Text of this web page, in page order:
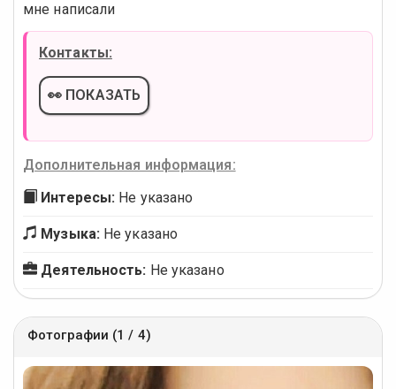
мне написали
Контакты:
👀 ПОКАЗАТЬ
Дополнительная информация:
Интересы: Не указано
Музыка: Не указано
Деятельность: Не указано
Фотографии (1 / 4)